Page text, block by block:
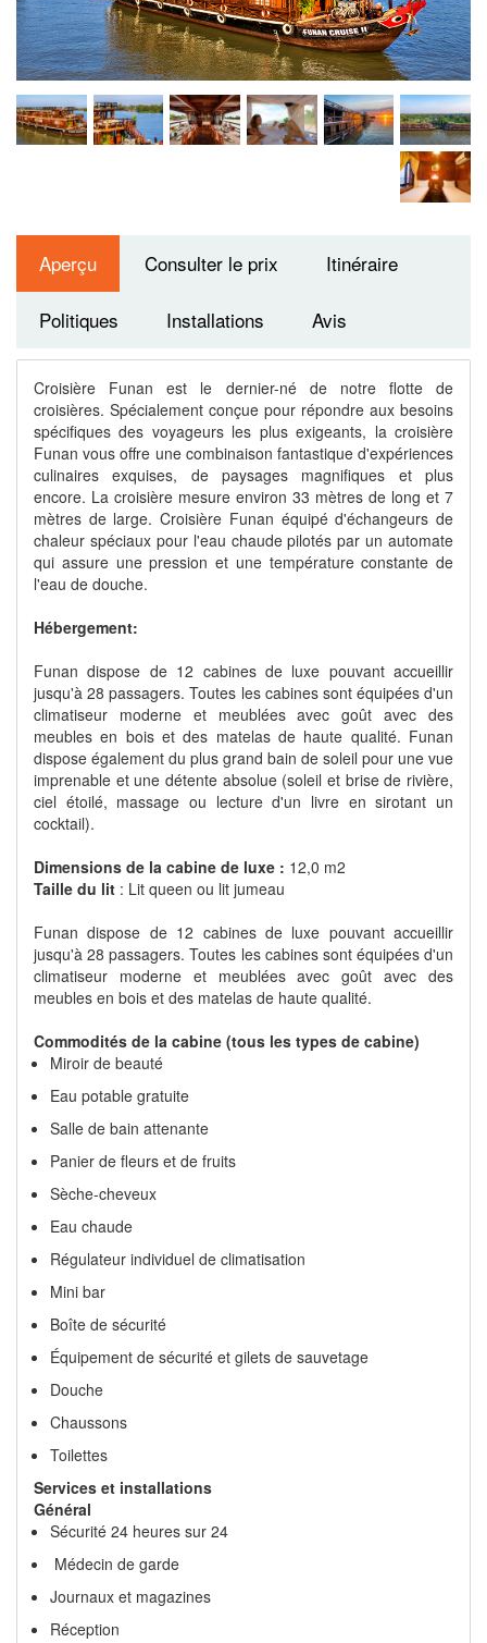
Aperçu Consulter le prix Itinéraire
Politiques Installations Avis
Croisière Funan est le dernier-né de notre flotte de
croisières. Spécialement conçue pour répondre aux besoins
spécifiques des voyageurs les plus exigeants, la croisière
Funan vous offre une combinaison fantastique d'expériences
culinaires exquises, de paysages magnifiques et plus
encore. La croisière mesure environ 33 mètres de long et 7
mètres de large. Croisière Funan équipé d'échangeurs de
chaleur spéciaux pour l'eau chaude pilotés par un automate
qui assure une pression et une température constante de
l'eau de douche.
Hébergement:
Funan dispose de 12 cabines de luxe pouvant accueillir
jusqu'à 28 passagers. Toutes les cabines sont équipées d'un
climatiseur moderne et meublées avec goût avec des
meubles en bois et des matelas de haute qualité. Funan
dispose également du plus grand bain de soleil pour une vue
imprenable et une détente absolue (soleil et brise de rivière,
ciel étoilé, massage ou lecture d'un livre en sirotant un
cocktail).
Dimensions de la cabine de luxe : 12,0 m2
Taille du lit : Lit queen ou lit jumeau
Funan dispose de 12 cabines de luxe pouvant accueillir
jusqu'à 28 passagers. Toutes les cabines sont équipées d'un
climatiseur moderne et meublées avec goût avec des
meubles en bois et des matelas de haute qualité.
Commodités de la cabine (tous les types de cabine)
Miroir de beauté
Eau potable gratuite
Salle de bain attenante
Panier de fleurs et de fruits
Sèche-cheveux
Eau chaude
Régulateur individuel de climatisation
Mini bar
Boîte de sécurité
Équipement de sécurité et gilets de sauvetage
Douche
Chaussons
Toilettes
Services et installations
Général
Sécurité 24 heures sur 24
Médecin de garde
Journaux et magazines
Réception